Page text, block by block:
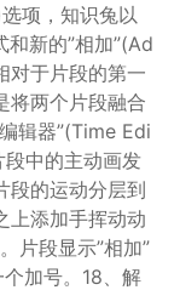
项，知识兔以
新的”相加”(Ad
对于片段的第一
将两个片段融合
辑器”(Time Edi
中的主动画发
段的运动分层到
上添加手挥动动
片段显示”相加”
加号。18、解